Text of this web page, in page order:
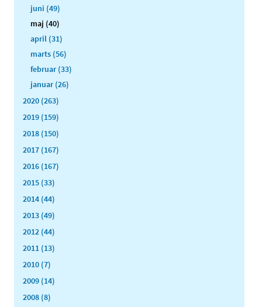
juni (49)
maj (40)
april (31)
marts (56)
februar (33)
januar (26)
2020 (263)
2019 (159)
2018 (150)
2017 (167)
2016 (167)
2015 (33)
2014 (44)
2013 (49)
2012 (44)
2011 (13)
2010 (7)
2009 (14)
2008 (8)